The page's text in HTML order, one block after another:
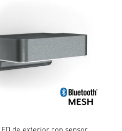
de exterior con sensor